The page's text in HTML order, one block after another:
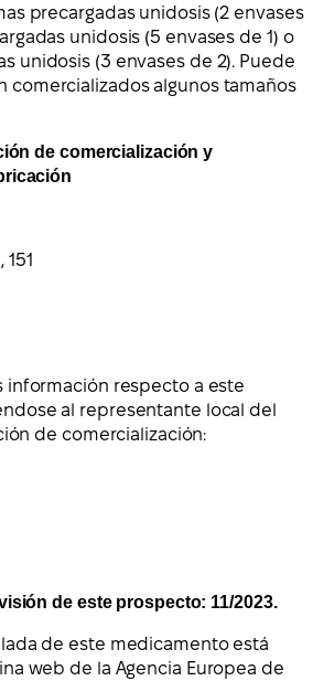
precargadas unidosis (2 envases
unidosis (5 envases de 1) o
unidosis (3 envases de 2). Puede
comercializados algunos tamaños
de comercialización y
información respecto a este
al representante local del
de comercialización:
de este prospecto: 11/2023.
de este medicamento está
web de la Agencia Europea de